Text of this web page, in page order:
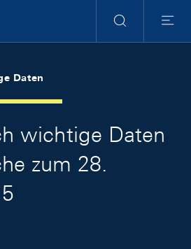
Suche
Menu
Daten
wichtige Daten
zum 28.